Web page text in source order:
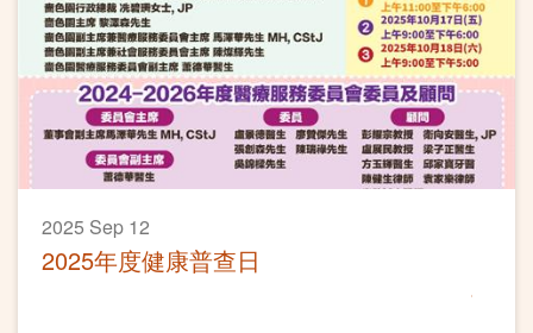
2025 Sep 12
2025年度健康普查日